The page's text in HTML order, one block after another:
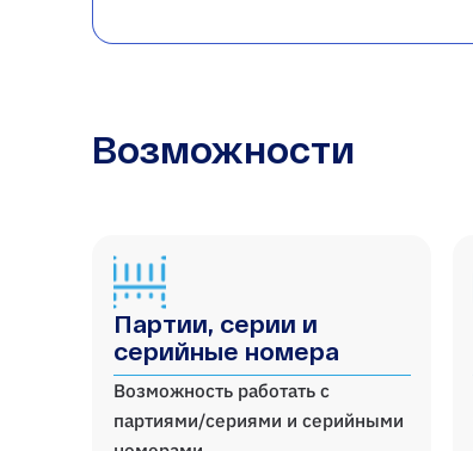
Возможности
Партии, серии и
серийные номера
Возможность работать с
партиями/сериями и серийными